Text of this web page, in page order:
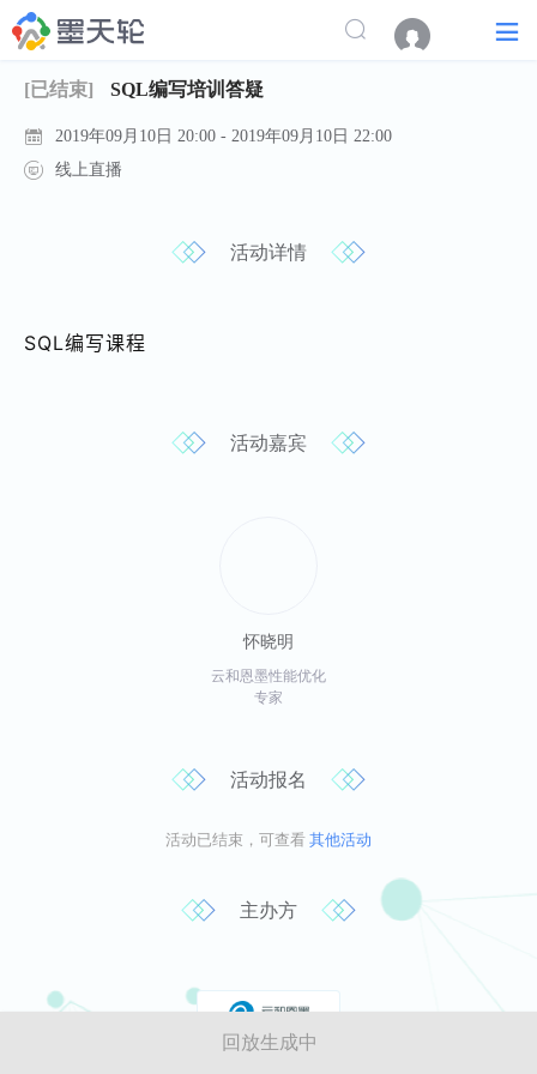
[已结束] SQL编写培训答疑
2019年09月10日 20:00 - 2019年09月10日 22:00
线上直播
回放生成中
活动详情
SQL编写课程
活动嘉宾
怀晓明
云和恩墨性能优化
专家
活动报名
活动已结束，可查看 其他活动
主办方